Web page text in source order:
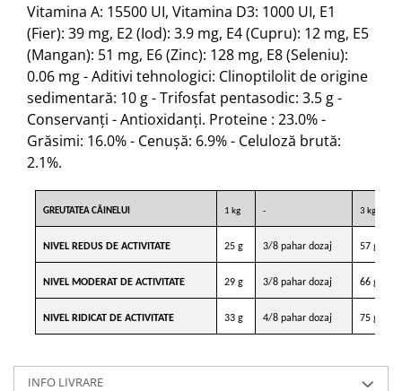
Vitamina A: 15500 UI, Vitamina D3: 1000 UI, E1
(Fier): 39 mg, E2 (Iod): 3.9 mg, E4 (Cupru): 12 mg, E5
(Mangan): 51 mg, E6 (Zinc): 128 mg, E8 (Seleniu):
0.06 mg - Aditivi tehnologici: Clinoptilolit de origine
sedimentară: 10 g - Trifosfat pentasodic: 3.5 g -
Conservanți - Antioxidanți. Proteine : 23.0% -
Grăsimi: 16.0% - Cenușă: 6.9% - Celuloză brută:
2.1%.
GREUTATEA CÂINELUI 1 kg - 3 kg
NIVEL REDUS DE ACTIVITATE 25 g 3/8 pahar dozaj 57 g
NIVEL MODERAT DE ACTIVITATE 29 g 3/8 pahar dozaj 66 g
NIVEL RIDICAT DE ACTIVITATE 33 g 4/8 pahar dozaj 75 g
INFO LIVRARE